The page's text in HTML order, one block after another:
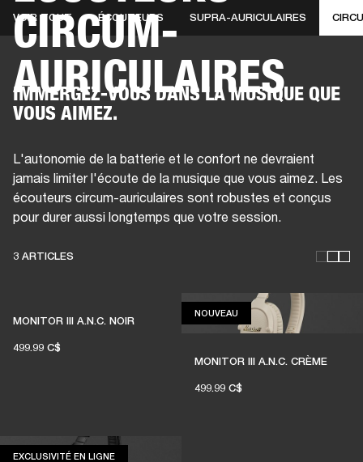
SOLUTIONS PROFESSIONNELLES
BATTERIES VÊTEMENTS BACKSTAGEMARSHALL RECORDS
CIRCUM-
AURICULAIRES
VOIR TOUT ÉCOUTEURS SUPRA-AURICULAIRES
IMMERGEZ-VOUS DANS LA MUSIQUE QUE
VOUS AIMEZ.
L'autonomie de la batterie et le confort ne devraient
jamais limiter l'écoute de la musique que vous aimez. Les
écouteurs circum-auriculaires sont robustes et conçus
pour durer aussi longtemps que votre session.
3 ARTICLES
MONITOR III A.N.C. NOIR
499.99 C$
NOUVEAU NOUVEAU
MONITOR III A.N.C. CRÈME
499.99 C$
DES ÉCOUTEURS POUR QUE
VIVE LA MUSIQUE LIVE
est reversé aux salles de concert
EXCLUSIVITÉ EN LIGNEEXCLUSIVITÉ EN LIGNE